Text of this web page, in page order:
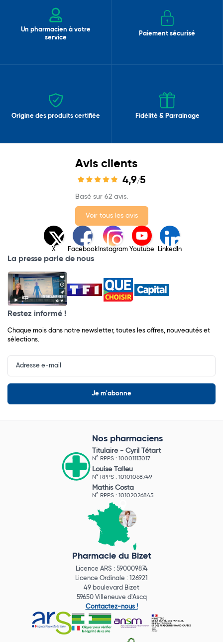
Un pharmacien à votre
service
Paiement sécurisé
Origine des produits certifiée Fidélité & Parrainage
Avis clients
4,9/5
Basé sur 62 avis.
Voir tous les avis
X Facebook Instagram Youtube LinkedIn
La presse parle de nous
Restez informé !
Chaque mois dans notre newsletter, toutes les offres, nouveautés et
sélections.
Input
Newsletter
Nos pharmaciens
Titulaire - Cyril Tétart
N° RPPS : 10001113017
Louise Talleu
N° RPPS : 10101068749
Mathis Costa
N° RPPS : 10102026845
Pharmacie du Bizet
Licence ARS : 590009874
Licence Ordinale : 126921
49 boulevard Bizet
59650 Villeneuve d'Ascq
Contactez-nous !